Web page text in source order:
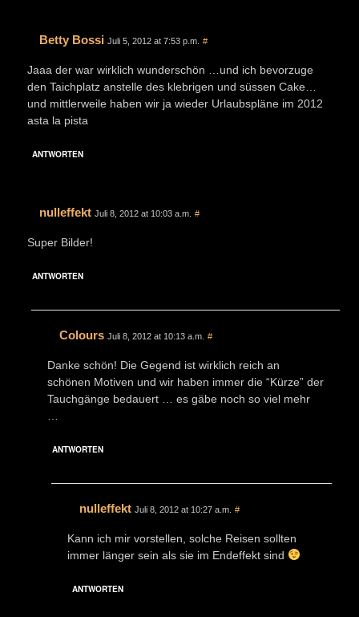
Betty Bossi Juli 5, 2012 at 7:53 p.m. #
Jaaa der war wirklich wunderschön …und ich bevorzuge
den Taichplatz anstelle des klebrigen und süssen Cake…
und mittlerweile haben wir ja wieder Urlaubspläne im 2012
asta la pista
ANTWORTEN
nulleffekt Juli 8, 2012 at 10:03 a.m. #
Super Bilder!
ANTWORTEN
Colours Juli 8, 2012 at 10:13 a.m. #
Danke schön! Die Gegend ist wirklich reich an
schönen Motiven und wir haben immer die “Kürze” der
Tauchgänge bedauert … es gäbe noch so viel mehr
ANTWORTEN
nulleffekt Juli 8, 2012 at 10:27 a.m. #
Kann ich mir vorstellen, solche Reisen sollten
immer länger sein als sie im Endeffekt sind
ANTWORTEN